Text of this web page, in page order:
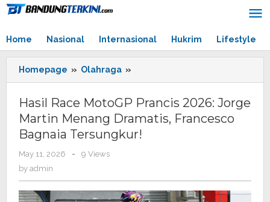
Skip
Home
Nasional Internasional Hukrim Lifestyle
Homepage » Olahraga »
Race
Prancis
2026:
Jorge
Francesco
Bagnaia
Hasil Race MotoGP Prancis 2026: Jorge
Martin Menang Dramatis, Francesco
Bagnaia Tersungkur!
May 11, 2026
by
-
9 Views
by admin